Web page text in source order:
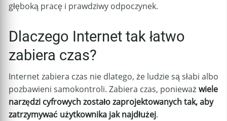
głęboką pracę i prawdziwy odpoczynek.
Dlaczego Internet tak łatwo
zabiera czas?
Internet zabiera czas nie dlatego, że ludzie są słabi albo
pozbawieni samokontroli. Zabiera czas, ponieważwiele
narzędzi cyfrowych zostało zaprojektowanych tak, aby
zatrzymywać użytkownika jak najdłużej.